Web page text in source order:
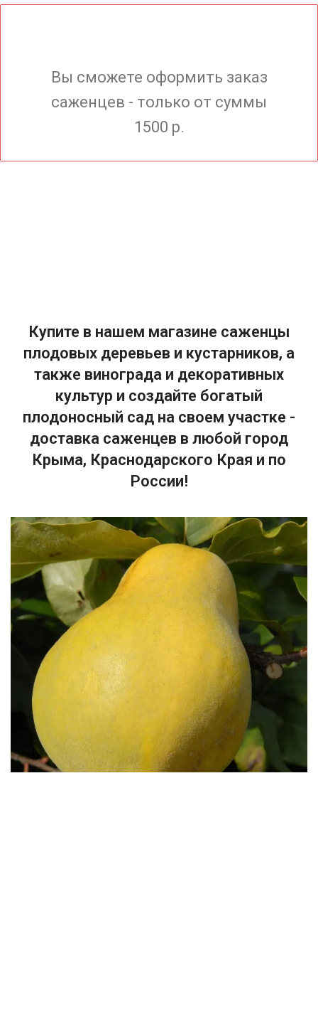
Вы сможете оформить заказ
саженцев - только от суммы
1500 р.
Купите в нашем магазине саженцы
плодовых деревьев и кустарников, а
также винограда и декоративных
культур и создайте богатый
плодоносный сад на своем участке -
доставка саженцев в любой город
Крыма, Краснодарского Края и по
России!